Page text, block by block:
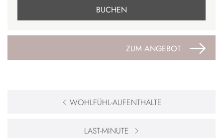
ZUM ANGEBOT
BUCHEN
WOHLFÜHL-AUFENTHALTE
LAST-MINUTE